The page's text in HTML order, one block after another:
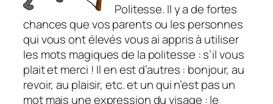
Politesse. Il y a de fortes
chances que vos parents ou les personnes
qui vous ont élevés vous ai appris à utiliser
les mots magiques de la politesse : s’il vous
plait et merci ! Il en est d’autres : bonjour, au
revoir, au plaisir, etc. et un qui n’est pas un
mot mais une expression du visage : le